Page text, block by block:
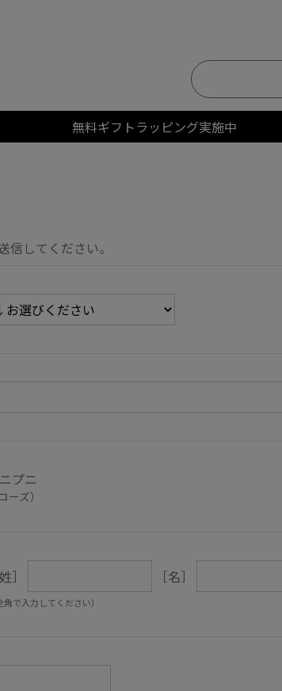
無料ギフトラッピング実施中
してください。
プニ
ーズ）
］ ［名］
角で入力してください）